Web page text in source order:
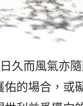
久而風氣亦
佑的場合，或